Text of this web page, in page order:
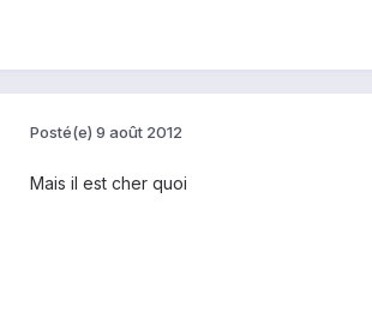
Posté(e) 9 août 2012
Mais il est cher quoi